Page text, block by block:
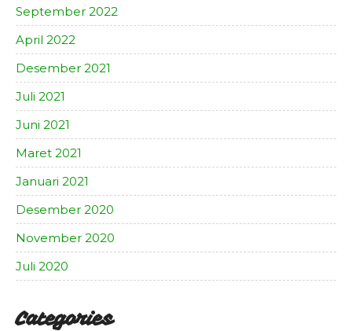
September 2022
April 2022
Desember 2021
Juli 2021
Juni 2021
Maret 2021
Januari 2021
Desember 2020
November 2020
Juli 2020
Categories